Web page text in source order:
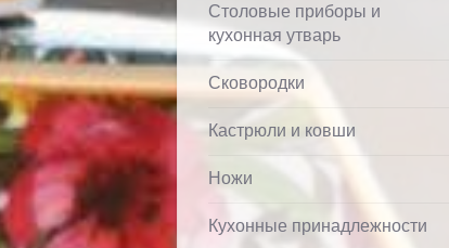
Столовые приборы и
кухонная утварь
Сковородки
Кастрюли и ковши
Ножи
Кухонные принадлежности